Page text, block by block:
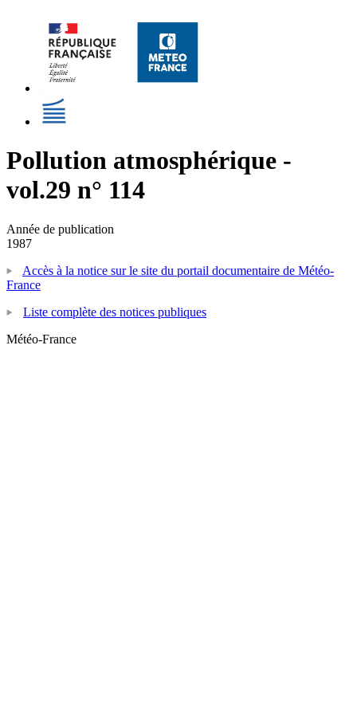
Pollution atmosphérique -
vol.29 n° 114
Année de publication
1987
Accès à la notice sur le site du portail documentaire de Météo-
France
Liste complète des notices publiques
Météo-France